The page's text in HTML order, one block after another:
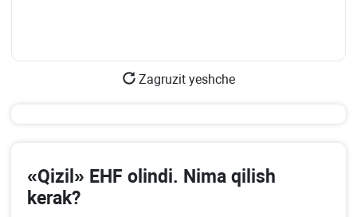
Zagruzit yeshche
«Qizil» EHF olindi. Nima qilish
kerak?